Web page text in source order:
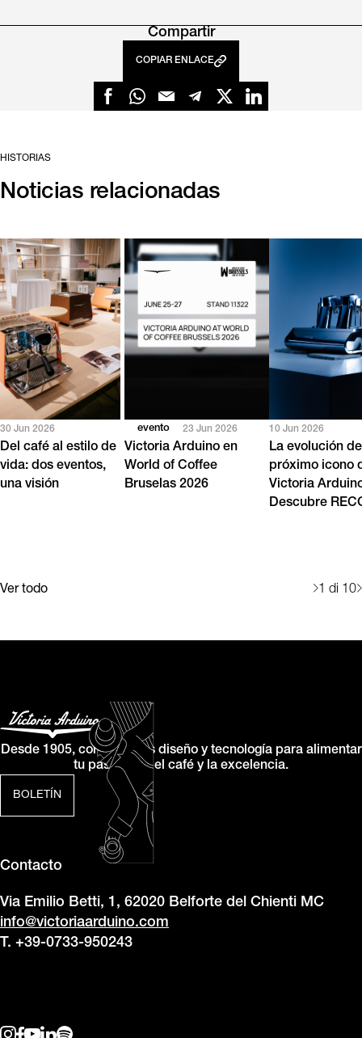
Compartir
COPIAR ENLACE
HISTORIAS
Noticias relacionadas
Ver todo 1 di 10
30 Jun 2026
Del café al estilo de
vida: dos eventos,
una visión
evento 23 Jun 2026
Victoria Arduino en
World of Coffee
Bruselas 2026
10 Jun 2026
La evolución
próximo icono
Victoria
Descubre
BOLETÍN
Desde 1905, combinamos diseño y tecnología para alimentar
tu pasión por el café y la excelencia.
Contacto
Via Emilio Betti, 1, 62020 Belforte del Chienti MC
info@victoriaarduino.com
T. +39-0733-950243